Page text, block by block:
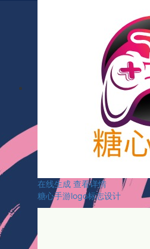
在线生成 查看详情
糖心手游logo标志设计